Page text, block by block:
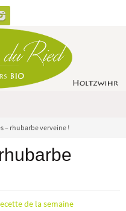
– rhubarbe verveine !
de la semaine